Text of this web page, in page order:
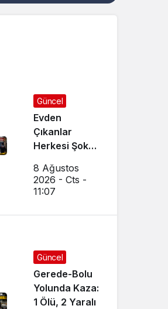
Güncel
Evden
Çıkanlar
Herkesi Şoke
Cezaevine
Gönderildi
8 Ağustos
2026 - Cts -
11:07
Güncel
Gerede-Bolu
Yolunda Kaza:
1 Ölü, 2 Yaralı